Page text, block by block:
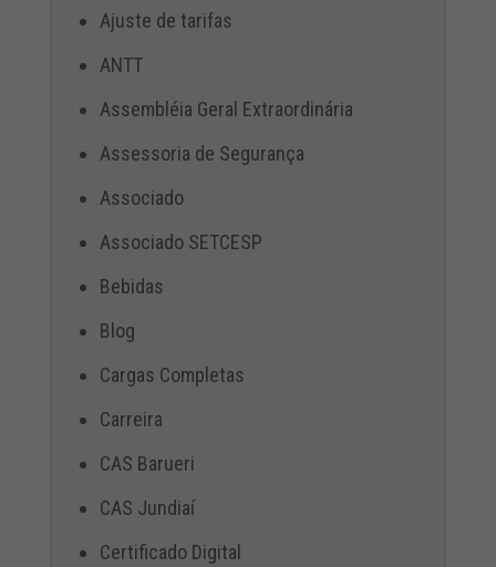
Ajuste de tarifas
ANTT
Assembléia Geral Extraordinária
Assessoria de Segurança
Associado
Associado SETCESP
Bebidas
Blog
Cargas Completas
Carreira
CAS Barueri
CAS Jundiaí
Certificado Digital